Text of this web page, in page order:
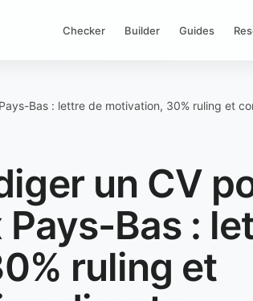
Checker Builder Guides
Bas : lettre de motivation, 30% ruling et
un CV
Bas :
ruling et